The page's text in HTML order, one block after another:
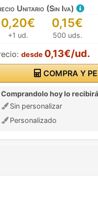
Unitario (Sin Iva)
0,20€
+1 ud.
0,15€
500 uds.
desde 0,13€/ud.
COMPRA Y
Comprandolo hoy lo
Sin personalizar
Personalizado